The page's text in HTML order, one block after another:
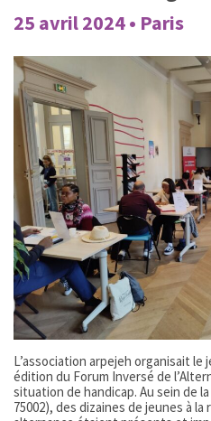
25 avril 2024 • Paris
L’association arpejeh organisait le
édition du Forum Inversé de
situation de handicap. Au sein de
75002), des dizaines de jeunes à